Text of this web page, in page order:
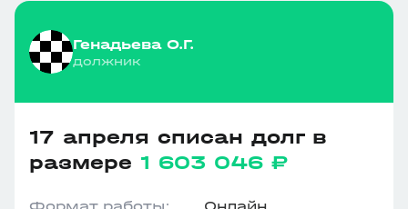
Генадьева О.Г.
должник
17 апреля списан долг в
размере 1 603 046 ₽